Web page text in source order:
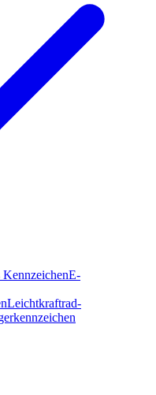
KennzeichenE-
Leichtkraftrad­